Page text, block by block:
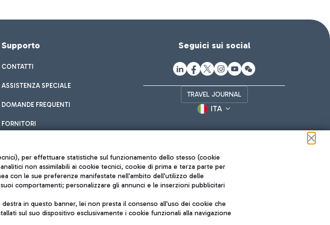
Supporto
CONTATTI
ASSISTENZA SPECIALE
DOMANDE FREQUENTI
FORNITORI
Seguici sui social
TRAVEL JOURNAL
ITA
Roma FCO
L'aeroporto stellato
per effettuare statistiche sul funzionamento dello stesso (cookie
non assimilabili ai cookie tecnici, cookie di prima e terza parte per
con le sue preferenze manifestate nell'ambito dell'utilizzo delle
comportamenti; personalizzare gli annunci e le inserzioni pubblicitari
destra in questo banner, lei non presta il consenso all'uso dei cookie che
sul suo dispositivo esclusivamente i cookie funzionali alla navigazione